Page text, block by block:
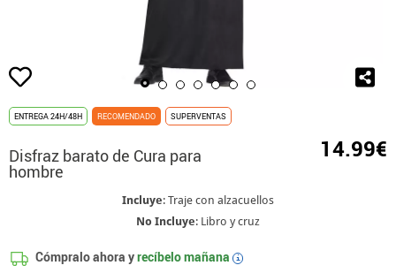
ENTREGA 24H/48H RECOMENDADO SUPERVENTAS
Disfraz barato de Cura para
hombre
14.99€
Incluye: Traje con alzacuellos
No Incluye: Libro y cruz
Cómpralo ahora yrecíbelo mañana i